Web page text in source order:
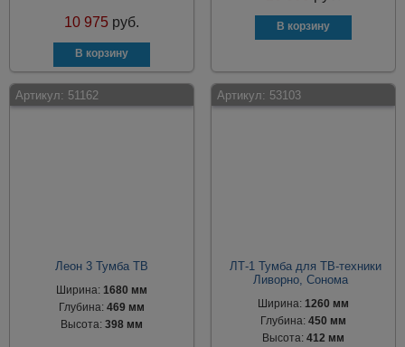
10 975 руб.
Артикул: 51162
Леон 3 Тумба ТВ
Ширина:1680 мм
Глубина:469 мм
Высота:398 мм
Артикул: 53103
ЛТ-1 Тумба для ТВ-техники
Ливорно, Сонома
Ширина: 1260 мм
Глубина: 450 мм
Высота: 412 мм